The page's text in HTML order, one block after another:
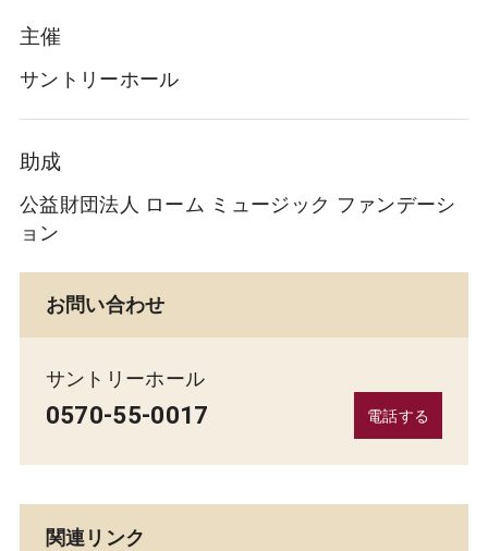
主催
サントリーホール
助成
公益財団法人 ローム ミュージック ファンデーシ
ョン
お問い合わせ
サントリーホール
0570-55-0017 電話する
関連リンク